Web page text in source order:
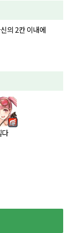
의 2칸 이내에
다